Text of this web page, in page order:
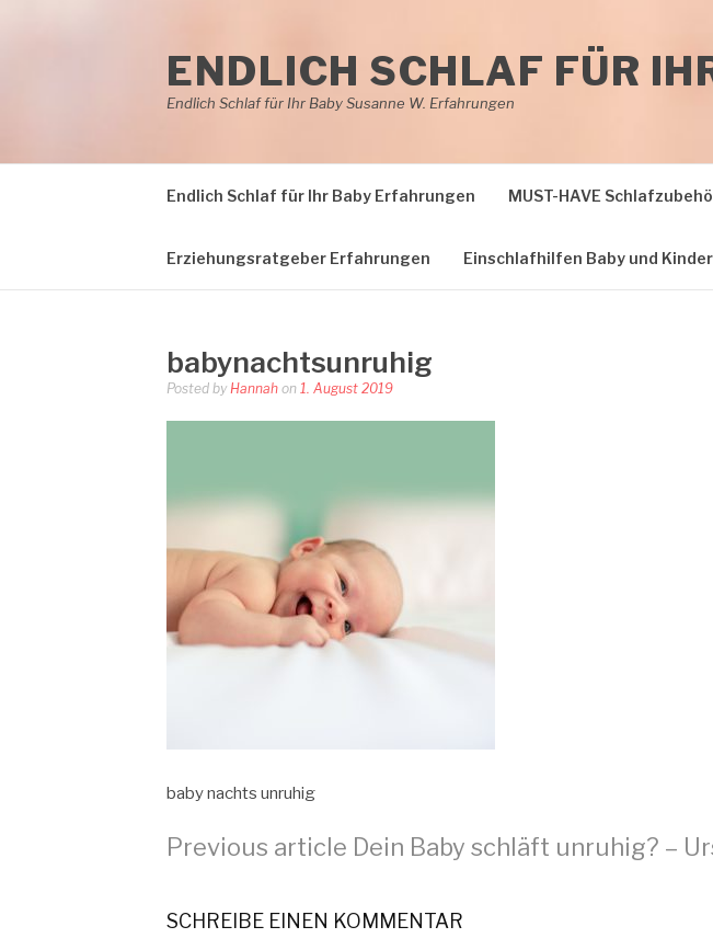
ENDLICH SCHLAF FÜR
Endlich Schlaf für Ihr Baby Susanne W. Erfahrungen
Endlich Schlaf für Ihr Baby Erfahrungen MUST-HAVE
Erziehungsratgeber Erfahrungen Einschlafhilfen Baby und Kinder
babynachtsunruhig
Posted by Hannah on 1. August 2019
baby nachts unruhig
Continue
Previous article Dein Baby schläft unruhig? –
SCHREIBE EINEN KOMMENTAR